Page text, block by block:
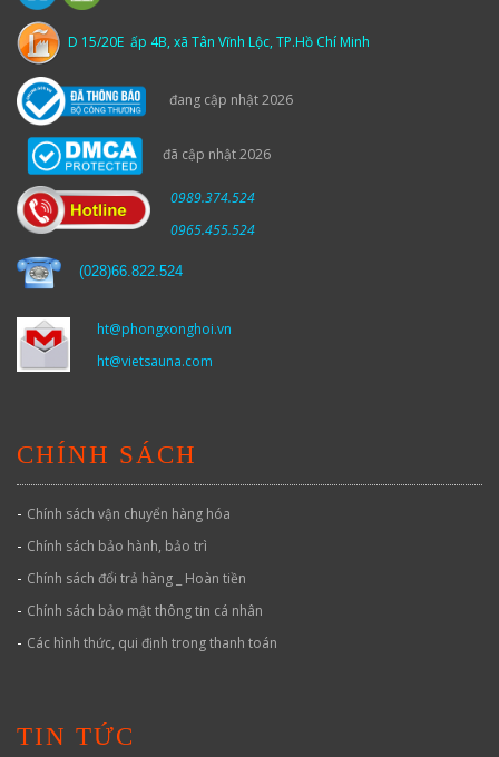
D 15/20E ấp 4B, xã Tân Vĩnh Lộc, TP.Hồ Chí Minh
đang cập nhật 2026
đã cập nhật 2026
0989.374.524
0965.455.524
(028)66.822.524
ht@phongxonghoi.vn
ht@vietsauna.com
CHÍNH SÁCH
- Chính sách vận chuyển hàng hóa
- Chính sách bảo hành, bảo trì
- Chính sách đổi trả hàng _ Hoàn tiền
- Chính sách bảo mật thông tin cá nhân
- Các hình thức, qui định trong thanh toán
TIN TỨC